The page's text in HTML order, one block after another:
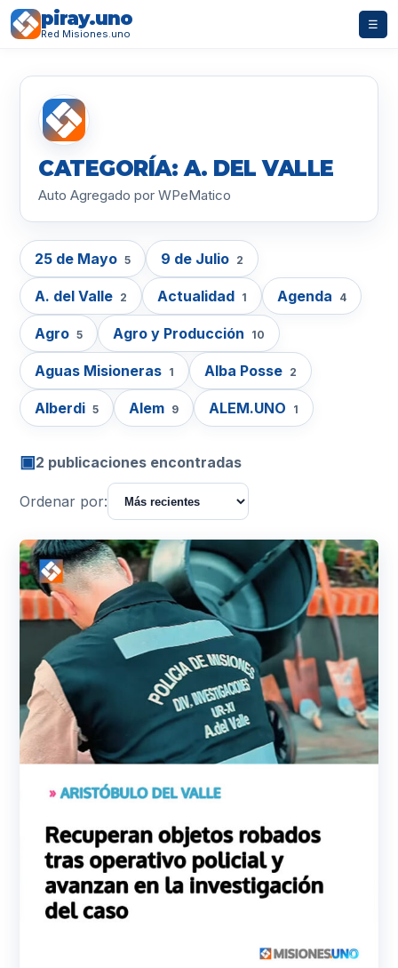
piray.uno
Red Misiones.uno
☰
CATEGORÍA: A. DEL VALLE
Auto Agregado por WPeMatico
25 de Mayo 5 9 de Julio 2
A. del Valle 2 Actualidad 1 Agenda 4
Agro 5 Agro y Producción 10
Aguas Misioneras 1 Alba Posse 2
Alberdi 5 Alem 9 ALEM.UNO 1
▣2 publicaciones encontradas
Ordenar por: